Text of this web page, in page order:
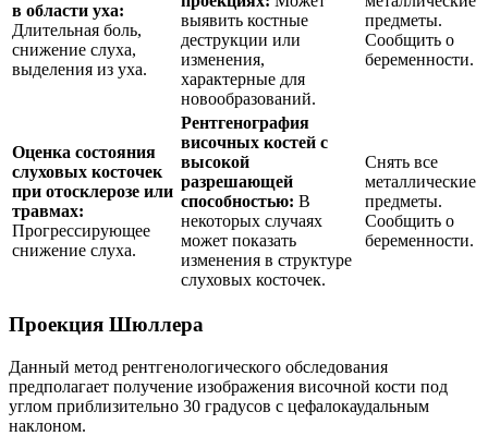
в области уха:
Длительная боль,
снижение слуха,
выделения из уха.
выявить костные
деструкции или
изменения,
характерные для
новообразований.
предметы.
Сообщить о
беременности.
Оценка состояния
слуховых косточек
при отосклерозе или
травмах:
Прогрессирующее
снижение слуха.
Рентгенография
височных костей с
высокой
разрешающей
способностью: В
некоторых случаях
может показать
изменения в структуре
слуховых косточек.
Снять все
металлические
предметы.
Сообщить о
беременности.
Проекция Шюллера
Данный метод рентгенологического обследования
предполагает получение изображения височной кости под
углом приблизительно 30 градусов с цефалокаудальным
наклоном.